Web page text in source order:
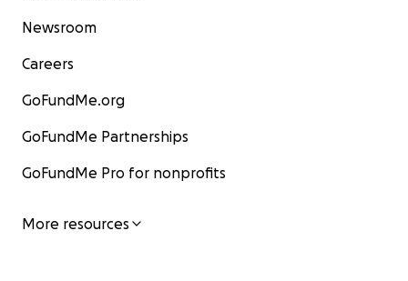
Newsroom
Careers
GoFundMe.org
GoFundMe Partnerships
GoFundMe Pro for nonprofits
More resources